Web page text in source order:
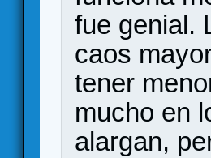
fue genial.
caos
tener
mucho en
alargan,